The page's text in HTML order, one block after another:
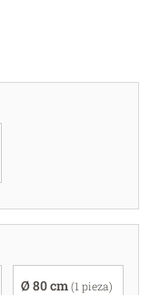
Ø 80 cm (1 pieza)